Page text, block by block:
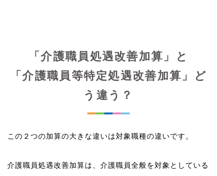
「介護職員処遇改善加算」と
「介護職員等特定処遇改善加算」ど
う違う？
この２つの加算の大きな違いは対象職種の違いです。
介護職員処遇改善加算は、介護職員全般を対象としている